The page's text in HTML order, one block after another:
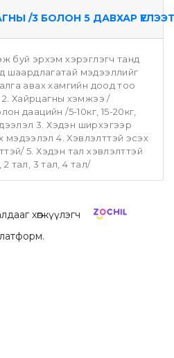
/3 БОЛОН 5 ДАВХАР
буй эрхэм хэрэглэгч танд
шаардлагатай мэдээллийг
авах хамгийн доод тоо
Хайрцагны хэмжээ /
даацийн /5-10кг, 15-20кг,
3. Хэдэн ширхэгээр
мэдээлэл 4. Хэвлэлттэй эсэх
5. Хэдэн тал хэвлэлттэй
2 тал, 3 тал, 4 тал/
хөгжүүлэгч